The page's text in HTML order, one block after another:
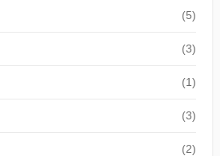
(5)
(3)
(1)
(3)
(2)